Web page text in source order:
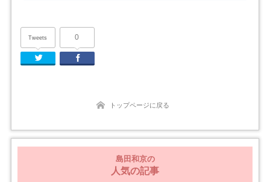
Tweets
Twitter
0
トップページに戻る
島田和京の
人気の記事